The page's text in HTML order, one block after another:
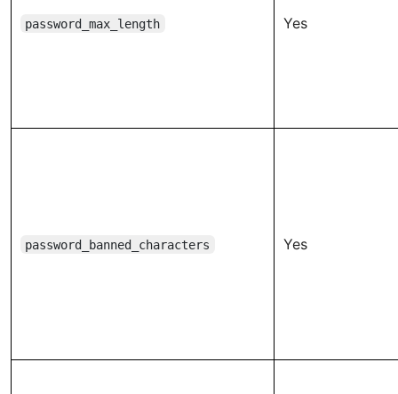
password_max_length Yes
password_banned_characters Yes